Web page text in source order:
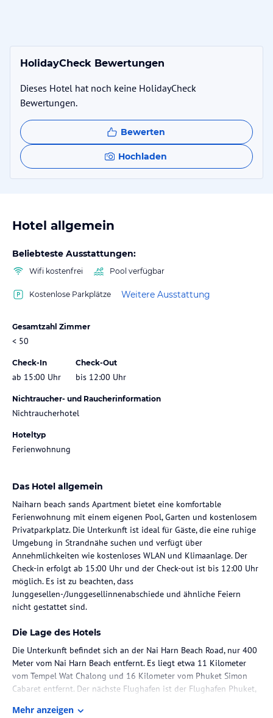
HolidayCheck Bewertungen
Dieses Hotel hat noch keine HolidayCheck
Bewertungen.
Bewerten
Hochladen
Hotel allgemein
Beliebteste Ausstattungen:
Wifi kostenfrei Pool verfügbar
Kostenlose Parkplätze Weitere Ausstattung
Gesamtzahl Zimmer
< 50
Check-In
ab 15:00 Uhr
Check-Out
bis 12:00 Uhr
Nichtraucher- und Raucherinformation
Nichtraucherhotel
Hoteltyp
Ferienwohnung
Das Hotel allgemein
Naiharn beach sands Apartment bietet eine komfortable
Ferienwohnung mit einem eigenen Pool, Garten und kostenlosem
Privatparkplatz. Die Unterkunft ist ideal für Gäste, die eine ruhige
Umgebung in Strandnähe suchen und verfügt über
Annehmlichkeiten wie kostenloses WLAN und Klimaanlage. Der
Check-in erfolgt ab 15:00 Uhr und der Check-out ist bis 12:00 Uhr
möglich. Es ist zu beachten, dass
Junggesellen-/Junggesellinnenabschiede und ähnliche Feiern
nicht gestattet sind.
Die Lage des Hotels
Die Unterkunft befindet sich an der Nai Harn Beach Road, nur 400
Meter vom Nai Harn Beach entfernt. Es liegt etwa 11 Kilometer
vom Tempel Wat Chalong und 16 Kilometer vom Phuket Simon
Cabaret entfernt. Der nächste Flughafen ist der Flughafen Phuket,
Mehr anzeigen